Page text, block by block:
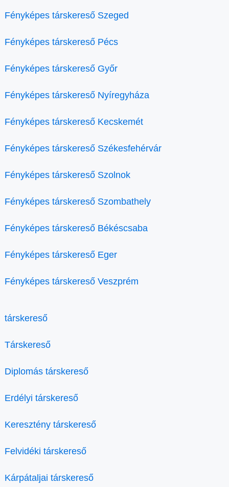
Fényképes társkereső Szeged
Fényképes társkereső Pécs
Fényképes társkereső Győr
Fényképes társkereső Nyíregyháza
Fényképes társkereső Kecskemét
Fényképes társkereső Székesfehérvár
Fényképes társkereső Szolnok
Fényképes társkereső Szombathely
Fényképes társkereső Békéscsaba
Fényképes társkereső Eger
Fényképes társkereső Veszprém
társkereső
Társkereső
Diplomás társkereső
Erdélyi társkereső
Keresztény társkereső
Felvidéki társkereső
Kárpátaljai társkereső